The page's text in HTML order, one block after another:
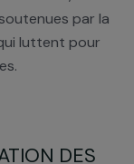
encore un
de l’école, et
soutenues
qui luttent